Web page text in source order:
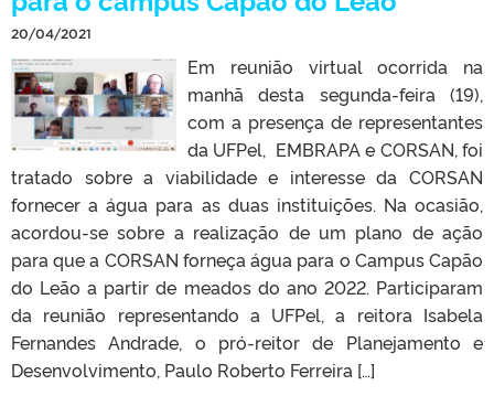
20/04/2021
Em reunião virtual ocorrida na
manhã desta segunda-feira (19),
com a presença de representantes
da UFPel, EMBRAPA e CORSAN, foi
tratado sobre a viabilidade e interesse da CORSAN
fornecer a água para as duas instituições. Na ocasião,
acordou-se sobre a realização de um plano de ação
para que a CORSAN forneça água para o Campus Capão
do Leão a partir de meados do ano 2022. Participaram
da reunião representando a UFPel, a reitora Isabela
Fernandes Andrade, o pró-reitor de Planejamento e
Desenvolvimento, Paulo Roberto Ferreira […]